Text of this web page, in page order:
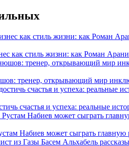
как стиль жизни: как Роман
тренер, открывающий мир
счастья и успеха: реальные
Набиев может сыграть